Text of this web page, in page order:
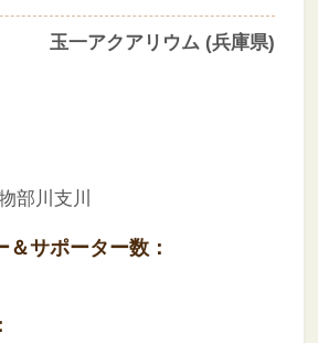
玉一アクアリウム (兵庫県)
部川支川
＆サポーター数：